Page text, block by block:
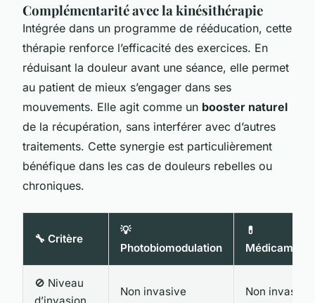
Complémentarité avec la kinésithérapie
Intégrée dans un programme de rééducation, cette
thérapie renforce l’efficacité des exercices. En
réduisant la douleur avant une séance, elle permet
au patient de mieux s’engager dans ses
mouvements. Elle agit comme un booster naturel
de la récupération, sans interférer avec d’autres
traitements. Cette synergie est particulièrement
bénéfique dans les cas de douleurs rebelles ou
chroniques.
🔧 Critère
💡
Photobiomodulation
💊
Médicaments
🚫 Niveau
d’invasion
Non invasive Non invasive